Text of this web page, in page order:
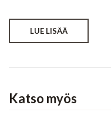
LUE LISÄÄ
Katso myös